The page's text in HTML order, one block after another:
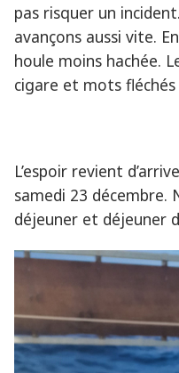
pas risquer un
avançons aussi vite.
houle moins hachée.
cigare et mots fléchés
L’espoir revient
samedi 23 décembre.
déjeuner et déjeuner